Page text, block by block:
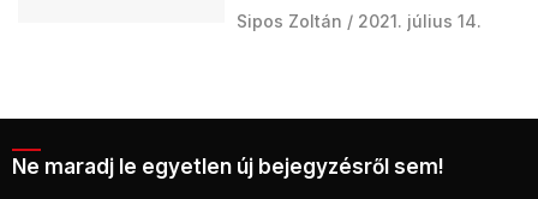
Sipos Zoltán 2021. július 14.
Ne maradj le egyetlen új bejegyzésről sem!